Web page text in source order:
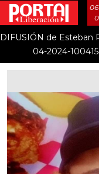
DIFUSIÓN de Esteban
04-2024-